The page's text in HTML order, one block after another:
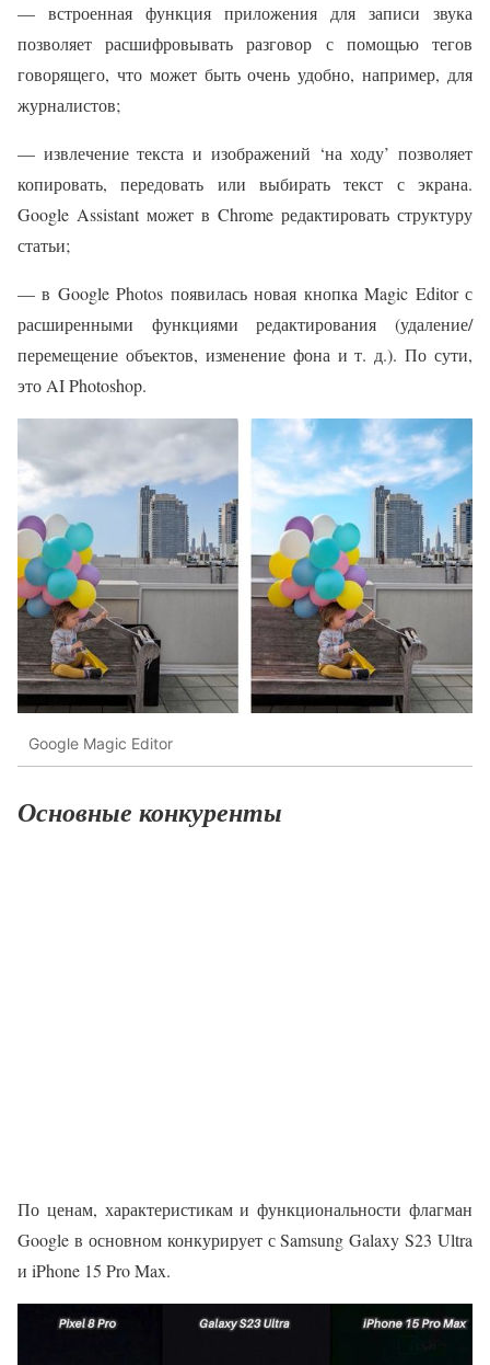
— встроенная функция приложения для записи звука
позволяет расшифровывать разговор с помощью тегов
говорящего, что может быть очень удобно, например, для
журналистов;
— извлечение текста и изображений ‘на ходу’ позволяет
копировать, передовать или выбирать текст с экрана.
Google Assistant может в Chrome редактировать структуру
статьи;
— в Google Photos появилась новая кнопка Magic Editor с
расширенными функциями редактирования (удаление/
перемещение объектов, изменение фона и т. д.). По сути,
это AI Photoshop.
Google Magic Editor
Основные конкуренты
По ценам, характеристикам и функциональности флагман
Google в основном конкурирует с Samsung Galaxy S23 Ultra
и iPhone 15 Pro Max.